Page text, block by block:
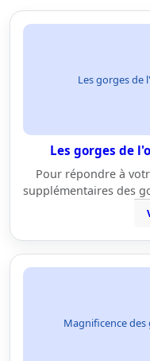
Les gorges de
Les gorges de
Pour répondre à
supplémentaires des
Magnificence